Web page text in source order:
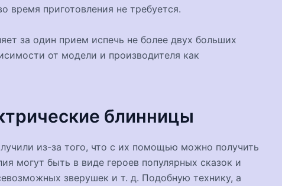
время приготовления не требуется.
за один прием испечь не более двух больших
от модели и производителя как
блинницы
из-за того, что с их помощью можно получить
могут быть в виде героев популярных сказок и
зверушек и т. д. Подобную технику, а